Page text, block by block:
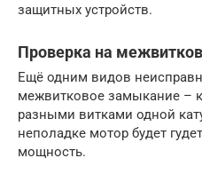
защитных устройств.
Проверка на
Ещё одним видов
межвитковое замыкание –
разными витками одной
неполадке мотор будет
мощность.